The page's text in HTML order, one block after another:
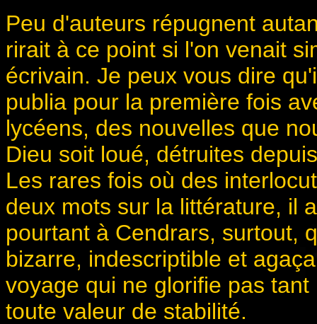
Peu d'auteurs répugnent
rirait à ce point si l'on venait
écrivain. Je peux vous dire
publia pour la première fois
lycéens, des nouvelles que
Dieu soit loué, détruites
Les rares fois où des
deux mots sur la littérature, il
pourtant à Cendrars, surtout,
bizarre, indescriptible et
voyage qui ne glorifie pas
toute valeur de stabilité.